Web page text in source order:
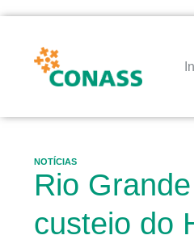
NOTÍCIAS
Rio
custeio do